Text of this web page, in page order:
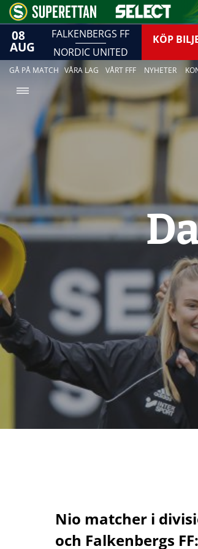
08
AUG
FALKENBERGS FF
NORDIC UNITED
KÖP
GÅ PÅ MATCH VÅRA LAG VÅRT FFF NYHETER
Nio matcher i
och Falkenbergs